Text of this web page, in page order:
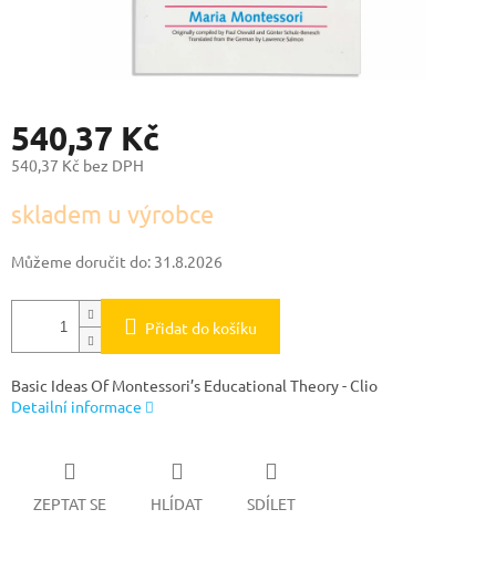
540,37 Kč
540,37 Kč bez DPH
cena:
skladem u výrobce
Můžeme doručit do: 31.8.2026
Přidat do košíku
Basic Ideas Of Montessori’s Educational Theory - Clio
Detailní informace
ZEPTAT SE HLÍDAT SDÍLET